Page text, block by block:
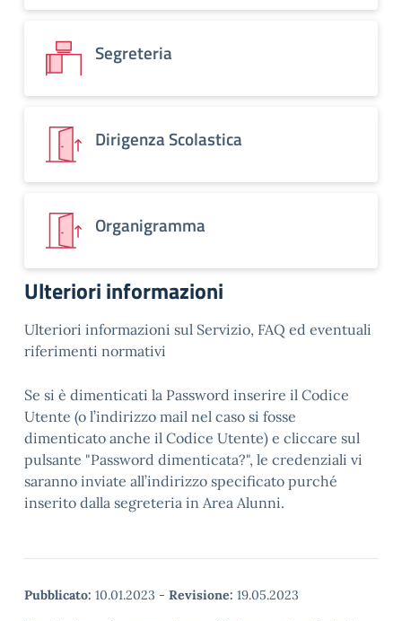
Segreteria
Dirigenza Scolastica
Organigramma
Ulteriori informazioni
Ulteriori informazioni sul Servizio, FAQ ed eventuali
riferimenti normativi
Se si è dimenticati la Password inserire il Codice
Utente (o l’indirizzo mail nel caso si fosse
dimenticato anche il Codice Utente) e cliccare sul
pulsante "Password dimenticata?", le credenziali vi
saranno inviate all’indirizzo specificato purché
inserito dalla segreteria in Area Alunni.
Pubblicato: 10.01.2023 - Revisione: 19.05.2023